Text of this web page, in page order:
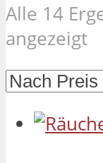
Alle 14
angezeigt